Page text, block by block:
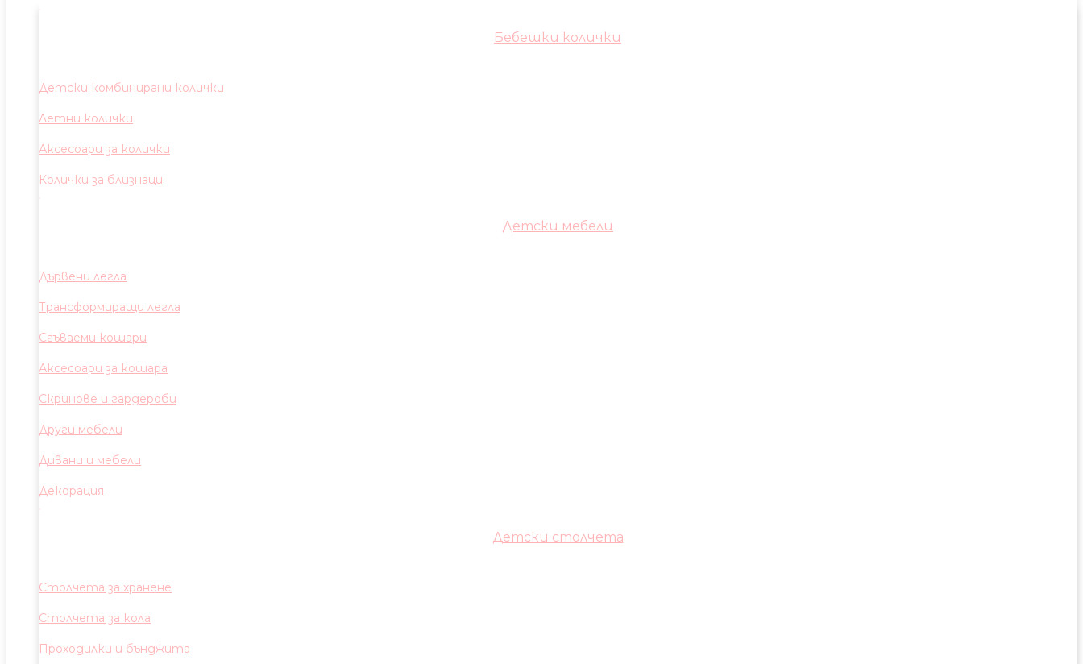
Бебешки колички
Детски комбинирани колички
Летни колички
Аксесоари за колички
Колички за близнаци
Детски мебели
Дървени легла
Трансформиращи легла
Сгъваеми кошари
Аксесоари за кошара
Скринове и гардероби
Други мебели
Дивани и мебели
Декорация
Детски столчета
Столчета за хранене
Столчета за кола
Проходилки и бънджита